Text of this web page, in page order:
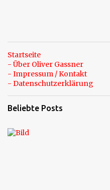
Startseite
- Über Oliver Gassner
- Impressum / Kontakt
- Datenschutzerklärung
Beliebte Posts